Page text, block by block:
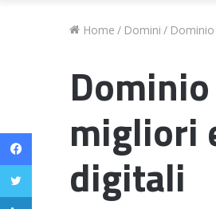
Home / Domini /
migliori
digitali
Facebook
Twitter
LinkedIn